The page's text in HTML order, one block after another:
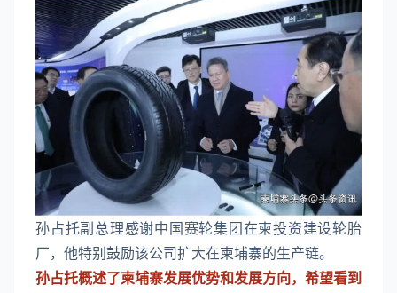
孙占托副总理感谢中国赛轮集团在柬投资建设轮胎
厂，他特别鼓励该公司扩大在柬埔寨的生产链。
孙占托概述了柬埔寨发展优势和发展方向，希望看到